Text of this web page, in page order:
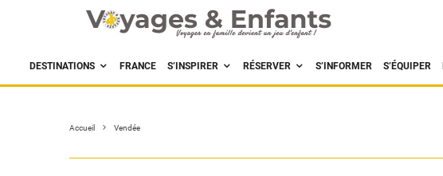
DESTINATIONS FRANCE S’INSPIRER RÉSERVER S’INFORMER S’ÉQUIPER
Accueil Vendée